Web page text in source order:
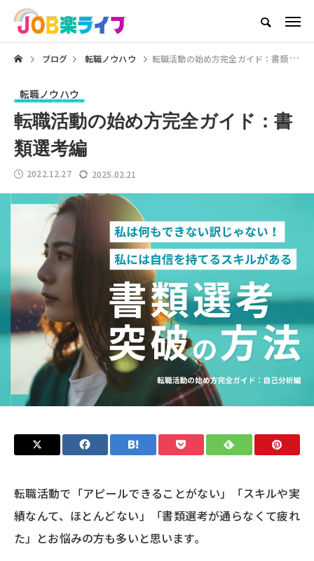
ブログ 転職ノウハウ 転職活動の始め方完全ガイド：書類選考編
転職ノウハウ
転職活動の始め方完全ガイド：書
類選考編
2022.12.27 2025.02.21
転職活動で「アピールできることがない」「スキルや実
績なんて、ほとんどない」「書類選考が通らなくて疲れ
た」とお悩みの方も多いと思います。